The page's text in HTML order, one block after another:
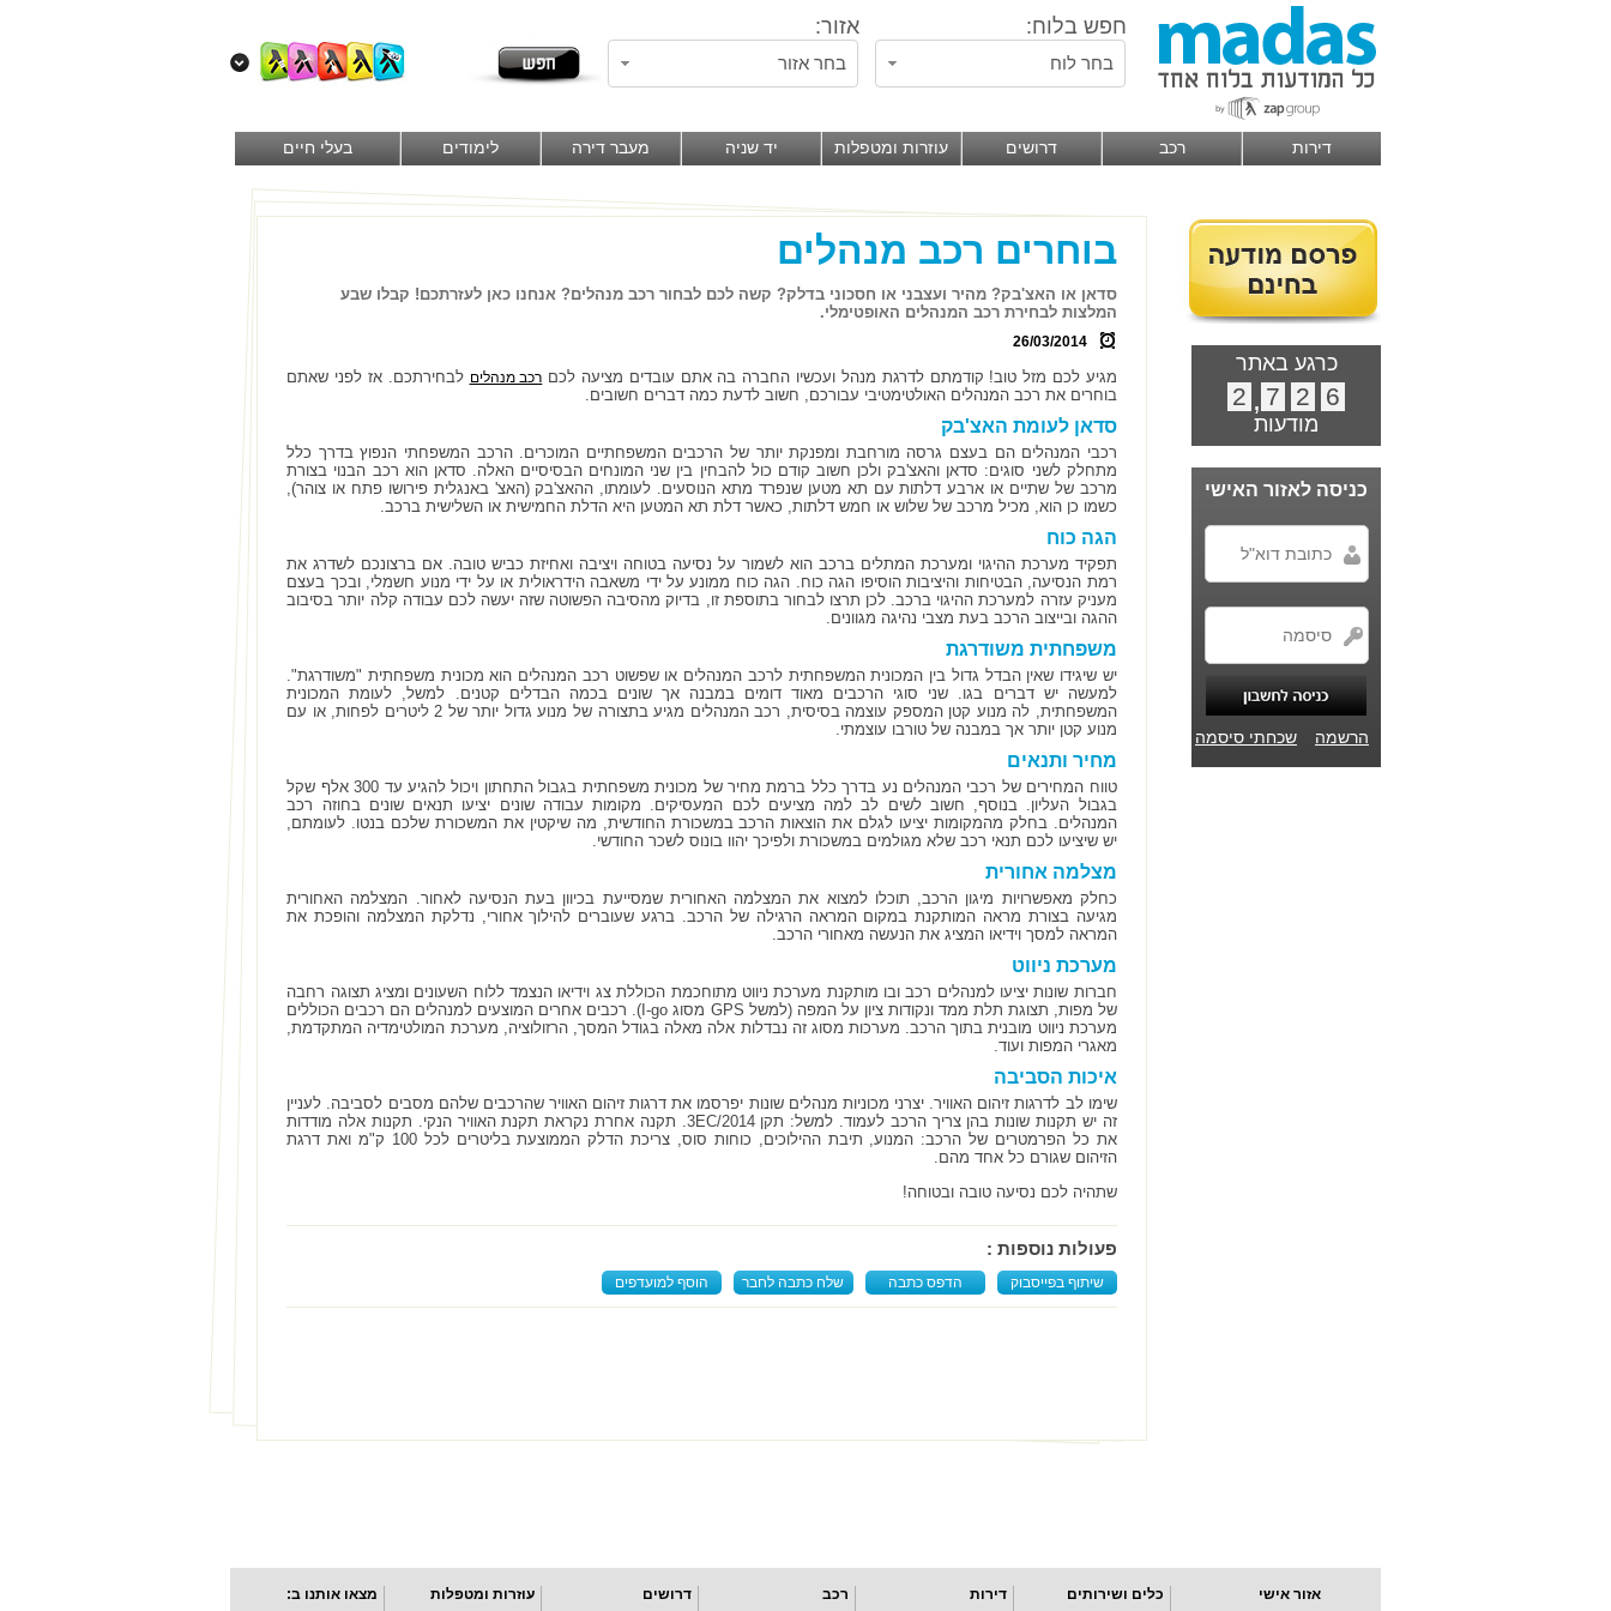
חפש בלוח: אזור:
בחר לוח בחר אזור
דירות רכב דרושים עוזרות ומטפלות יד שניה מעבר דירה לימודים בעלי חיים
כרגע באתר
6
2
7
,
2
מודעות
כניסה לאזור האישי
הרשמה שכחתי סיסמה
בוחרים רכב מנהלים
סדאן או האצ'בק? מהיר ועצבני או חסכוני בדלק? קשה לכם לבחור רכב מנהלים? אנחנו כאן לעזרתכם! קבלו שבע
המלצות לבחירת רכב המנהלים האופטימלי.
26/03/2014
מגיע לכם מזל טוב! קודמתם לדרגת מנהל ועכשיו החברה בה אתם עובדים מציעה לכם רכב מנהלים לבחירתכם. אז לפני שאתם
בוחרים את רכב המנהלים האולטימטיבי עבורכם, חשוב לדעת כמה דברים חשובים.
סדאן לעומת האצ'בק
רכבי המנהלים הם בעצם גרסה מורחבת ומפנקת יותר של הרכבים המשפחתיים המוכרים. הרכב המשפחתי הנפוץ בדרך כלל
מתחלק לשני סוגים: סדאן והאצ'בק ולכן חשוב קודם כול להבחין בין שני המונחים הבסיסיים האלה. סדאן הוא רכב הבנוי בצורת
מרכב של שתיים או ארבע דלתות עם תא מטען שנפרד מתא הנוסעים. לעומתו, ההאצ'בק (האצ' באנגלית פירושו פתח או צוהר),
כשמו כן הוא, מכיל מרכב של שלוש או חמש דלתות, כאשר דלת תא המטען היא הדלת החמישית או השלישית ברכב.
הגה כוח
תפקיד מערכת ההיגוי ומערכת המתלים ברכב הוא לשמור על נסיעה בטוחה ויציבה ואחיזת כביש טובה. אם ברצונכם לשדרג את
רמת הנסיעה, הבטיחות והיציבות הוסיפו הגה כוח. הגה כוח ממונע על ידי משאבה הידראולית או על ידי מנוע חשמלי, ובכך בעצם
מעניק עזרה למערכת ההיגוי ברכב. לכן תרצו לבחור בתוספת זו, בדיוק מהסיבה הפשוטה שזה יעשה לכם עבודה קלה יותר בסיבוב
ההגה ובייצוב הרכב בעת מצבי נהיגה מגוונים.
משפחתית משודרגת
יש שיגידו שאין הבדל גדול בין המכונית המשפחתית לרכב המנהלים או שפשוט רכב המנהלים הוא מכונית משפחתית "משודרגת".
למעשה יש דברים בגו. שני סוגי הרכבים מאוד דומים במבנה אך שונים בכמה הבדלים קטנים. למשל, לעומת המכונית
המשפחתית, לה מנוע קטן המספק עוצמה בסיסית, רכב המנהלים מגיע בתצורה של מנוע גדול יותר של 2 ליטרים לפחות, או עם
מנוע קטן יותר אך במבנה של טורבו עוצמתי.
מחיר ותנאים
טווח המחירים של רכבי המנהלים נע בדרך כלל ברמת מחיר של מכונית משפחתית בגבול התחתון ויכול להגיע עד 300 אלף שקל
בגבול העליון. בנוסף, חשוב לשים לב למה מציעים לכם המעסיקים. מקומות עבודה שונים יציעו תנאים שונים בחוזה רכב
המנהלים. בחלק מהמקומות יציעו לגלם את הוצאות הרכב במשכורת החודשית, מה שיקטין את המשכורת שלכם בנטו. לעומתם,
יש שיציעו לכם תנאי רכב שלא מגולמים במשכורת ולפיכך יהוו בונוס לשכר החודשי.
מצלמה אחורית
כחלק מאפשרויות מיגון הרכב, תוכלו למצוא את המצלמה האחורית שמסייעת בכיוון בעת הנסיעה לאחור. המצלמה האחורית
מגיעה בצורת מראה המותקנת במקום המראה הרגילה של הרכב. ברגע שעוברים להילוך אחורי, נדלקת המצלמה והופכת את
המראה למסך וידיאו המציג את הנעשה מאחורי הרכב.
מערכת ניווט
חברות שונות יציעו למנהלים רכב ובו מותקנת מערכת ניווט מתוחכמת הכוללת צג וידיאו הנצמד ללוח השעונים ומציג תצוגה רחבה
של מפות, תצוגת תלת ממד ונקודות ציון על המפה (למשל GPS מסוג I-go). רכבים אחרים המוצעים למנהלים הם רכבים הכוללים
מערכת ניווט מובנית בתוך הרכב. מערכות מסוג זה נבדלות אלה מאלה בגודל המסך, הרזולוציה, מערכת המולטימדיה המתקדמת,
מאגרי המפות ועוד.
איכות הסביבה
שימו לב לדרגות זיהום האוויר. יצרני מכוניות מנהלים שונות יפרסמו את דרגות זיהום האוויר שהרכבים שלהם מסבים לסביבה. לעניין
זה יש תקנות שונות בהן צריך הרכב לעמוד. למשל: תקן 3EC/2014. תקנה אחרת נקראת תקנת האוויר הנקי. תקנות אלה מודדות
את כל הפרמטרים של הרכב: המנוע, תיבת ההילוכים, כוחות סוס, צריכת הדלק הממוצעת בליטרים לכל 100 ק"מ ואת דרגת
הזיהום שגורם כל אחד מהם.
שתהיה לכם נסיעה טובה ובטוחה!
פעולות נוספות :
שיתוף בפייסבוק הדפס כתבה שלח כתבה לחבר הוסף למועדפים
אזור אישי כלים ושירותים דירות רכב דרושים עוזרות ומטפלות מצאו אותנו ב: